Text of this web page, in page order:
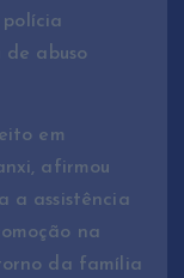
abuso
em
afirmou
a assistência
na
da família